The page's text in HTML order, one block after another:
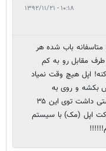
۱۰:۱۸ - ۱۳۹۲/۱۱/۲۱
باب شده هر
مقابل رو به کم
اپل هیچ وقت نمیاد
بکشه و روی به
اندروید بیاره چرا که اگه همچین سیاستی داشت توی این ۳۵
اپل (مک) با سیستم